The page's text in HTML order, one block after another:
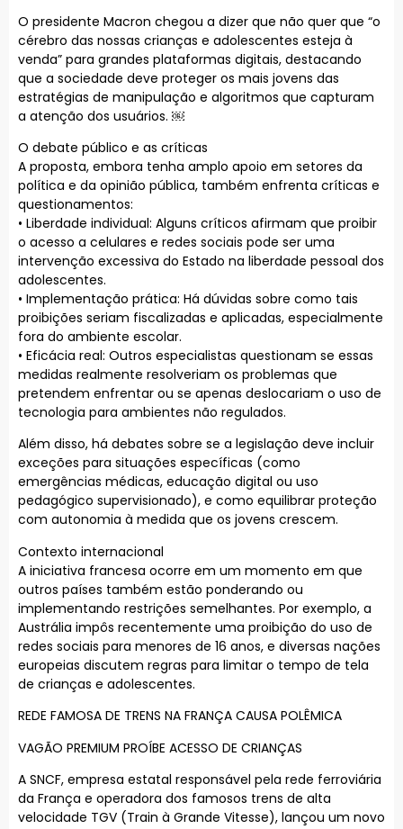
O presidente Macron chegou a dizer que não quer que “o
cérebro das nossas crianças e adolescentes esteja à
venda” para grandes plataformas digitais, destacando
que a sociedade deve proteger os mais jovens das
estratégias de manipulação e algoritmos que capturam
a atenção dos usuários. ￼
O debate público e as críticas
A proposta, embora tenha amplo apoio em setores da
política e da opinião pública, também enfrenta críticas e
questionamentos:
• Liberdade individual: Alguns críticos afirmam que proibir
o acesso a celulares e redes sociais pode ser uma
intervenção excessiva do Estado na liberdade pessoal dos
adolescentes.
• Implementação prática: Há dúvidas sobre como tais
proibições seriam fiscalizadas e aplicadas, especialmente
fora do ambiente escolar.
• Eficácia real: Outros especialistas questionam se essas
medidas realmente resolveriam os problemas que
pretendem enfrentar ou se apenas deslocariam o uso de
tecnologia para ambientes não regulados.
Além disso, há debates sobre se a legislação deve incluir
exceções para situações específicas (como
emergências médicas, educação digital ou uso
pedagógico supervisionado), e como equilibrar proteção
com autonomia à medida que os jovens crescem.
Contexto internacional
A iniciativa francesa ocorre em um momento em que
outros países também estão ponderando ou
implementando restrições semelhantes. Por exemplo, a
Austrália impôs recentemente uma proibição do uso de
redes sociais para menores de 16 anos, e diversas nações
europeias discutem regras para limitar o tempo de tela
de crianças e adolescentes.
REDE FAMOSA DE TRENS NA FRANÇA CAUSA POLÊMICA
VAGÃO PREMIUM PROÍBE ACESSO DE CRIANÇAS
A SNCF, empresa estatal responsável pela rede ferroviária
da França e operadora dos famosos trens de alta
velocidade TGV (Train à Grande Vitesse), lançou um novo